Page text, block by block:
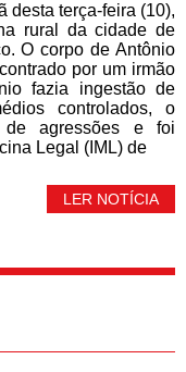
desta terça-feira (10),
rural da cidade de
O corpo de Antônio
por um irmão
fazia ingestão de
controlados, o
de agressões e foi
Legal (IML) de
LER NOTÍCIA